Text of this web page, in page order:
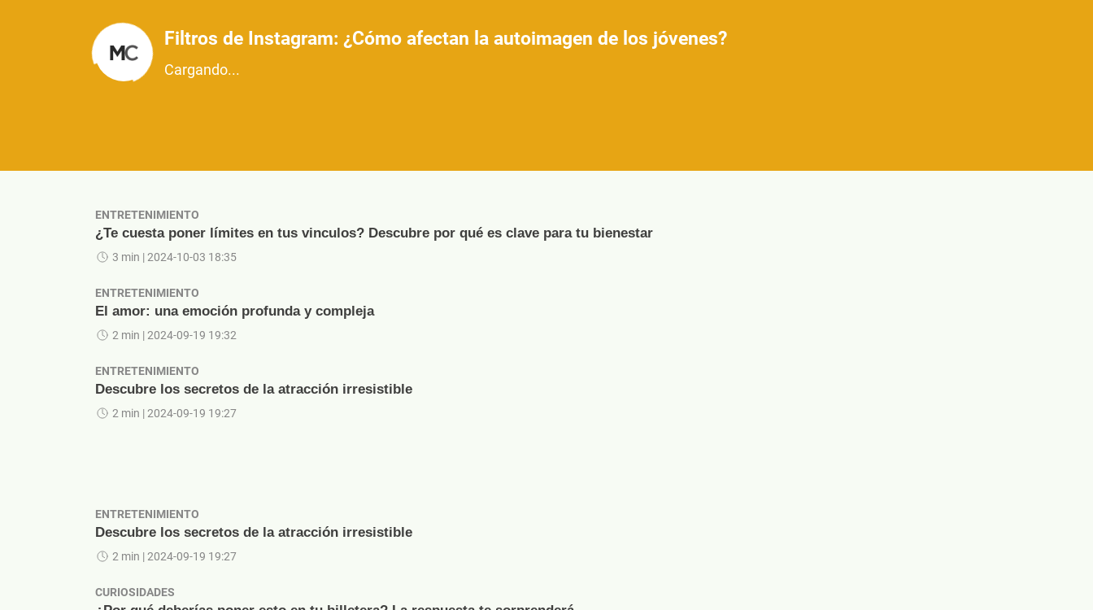
Filtros de Instagram: ¿Cómo afectan la autoimagen de los jóvenes?
Cargando...
ENTRETENIMIENTO
¿Te cuesta poner límites en tus vinculos? Descubre por qué es clave para tu bienestar
3 min | 2024-10-03 18:35
ENTRETENIMIENTO
El amor: una emoción profunda y compleja
2 min | 2024-09-19 19:32
ENTRETENIMIENTO
Descubre los secretos de la atracción irresistible
2 min | 2024-09-19 19:27
ENTRETENIMIENTO
Descubre los secretos de la atracción irresistible
2 min | 2024-09-19 19:27
CURIOSIDADES